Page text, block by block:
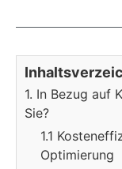
1. In Bezug auf
Sie?
1.1
Optimierung